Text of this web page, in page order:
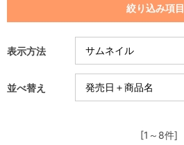
絞り込み項目
表示方法
並べ替え
[1～8件]